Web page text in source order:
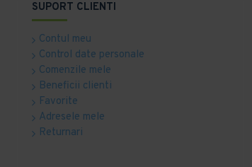
SUPORT CLIENTI
Contul meu
Control date personale
Comenzile mele
Beneficii clienti
Favorite
Adresele mele
Returnari